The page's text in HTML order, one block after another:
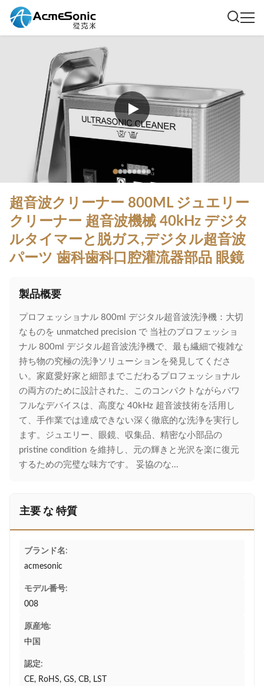
超音波クリーナー 800ML ジュエリー
クリーナー 超音波機械 40kHz デジタ
ルタイマーと脱ガス,デジタル超音波
パーツ 歯科歯科口腔灌流器部品 眼鏡
製品概要
プロフェッショナル 800ml デジタル超音波洗浄機：大切
なものを unmatched precision で 当社のプロフェッショ
ナル 800ml デジタル超音波洗浄機で、最も繊細で複雑な
持ち物の究極の洗浄ソリューションを発見してくださ
い。家庭愛好家と細部までこだわるプロフェッショナル
の両方のために設計された、このコンパクトながらパワ
フルなデバイスは、高度な 40kHz 超音波技術を活用し
て、手作業では達成できない深く徹底的な洗浄を実行し
ます。ジュエリー、眼鏡、収集品、精密な小部品の
pristine condition を維持し、元の輝きと光沢を楽に復元
するための完璧な味方です。 妥協のな...
主要 な 特質
ブランド名:
acmesonic
モデル番号:
008
原産地:
中国
認定:
CE, RoHS, GS, CB, LST